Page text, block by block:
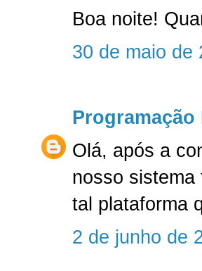
Boa noite!
30 de maio de
Olá, após a
nosso
tal plataforma
2 de junho de